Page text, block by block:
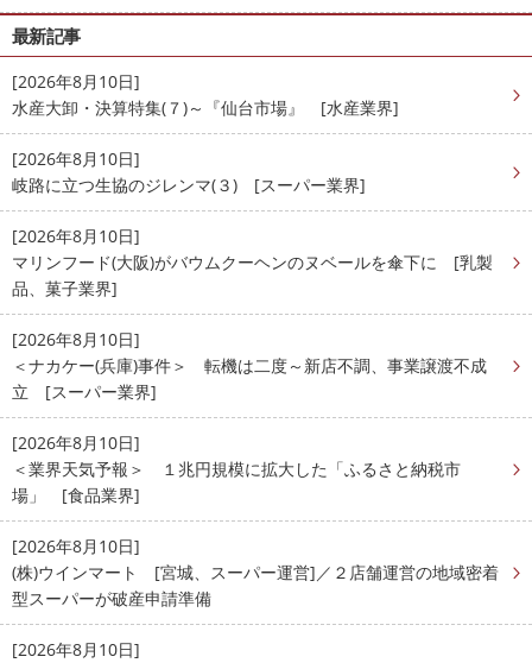
最新記事
[2026年8月10日]
水産大卸・決算特集(７)～『仙台市場』 [水産業界]
[2026年8月10日]
岐路に立つ生協のジレンマ(３) [スーパー業界]
[2026年8月10日]
マリンフード(大阪)がバウムクーヘンのヌベールを傘下に [乳製
品、菓子業界]
[2026年8月10日]
＜ナカケー(兵庫)事件＞ 転機は二度～新店不調、事業譲渡不成
立 [スーパー業界]
[2026年8月10日]
＜業界天気予報＞ １兆円規模に拡大した「ふるさと納税市
場」 [食品業界]
[2026年8月10日]
(株)ウインマート [宮城、スーパー運営]／２店舗運営の地域密着
型スーパーが破産申請準備
[2026年8月10日]